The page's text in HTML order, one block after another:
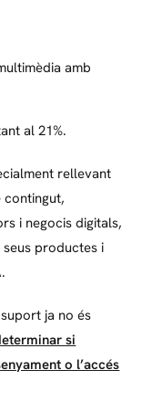
amb
al 21%.
rellevant
contingut,
i negocis digitals,
productes i
ja no és
si
o l’accés